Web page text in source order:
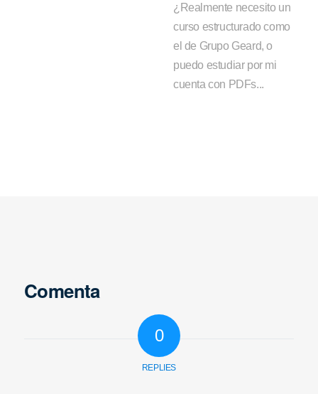
¿Realmente necesito un
curso estructurado como
el de Grupo Geard, o
puedo estudiar por mi
cuenta con PDFs...
Comenta
0
REPLIES